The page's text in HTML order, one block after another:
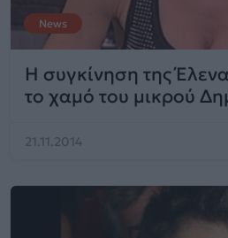
News
Η συγκίνηση της
το χαμό του μικρού
21.11.2014